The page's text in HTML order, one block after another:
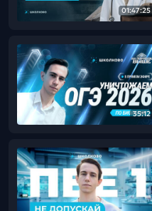
01:47:25
35:12